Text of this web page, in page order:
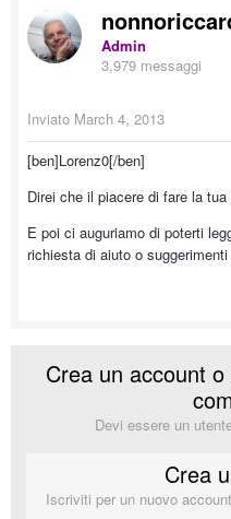
Admin
3,979 messaggi
Inviato March 4, 2013
[ben]Lorenz0[/ben]
Direi che il piacere di fare la
E poi ci auguriamo di poterti
richiesta di aiuto o
Crea un account
Devi essere un
Crea
Iscriviti per un nuovo